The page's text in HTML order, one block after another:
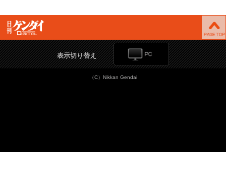
表示切り替え
（C）Nikkan Gendai